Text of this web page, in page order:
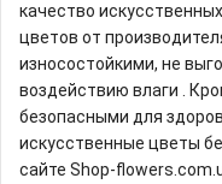
качество
цветов от
износостойкими, не
воздействию влаги .
безопасными для
искусственные цветы
сайте Shop-